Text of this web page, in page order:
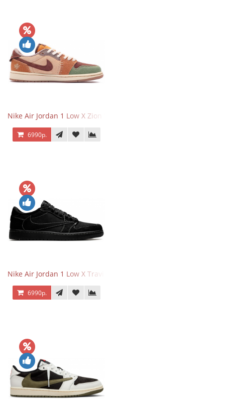
Nike Air Jordan 1 Low X Zion Williamson Voodoo
6990р.
Nike Air Jordan 1 Low X Travis Scott Black Phantom
6990р.